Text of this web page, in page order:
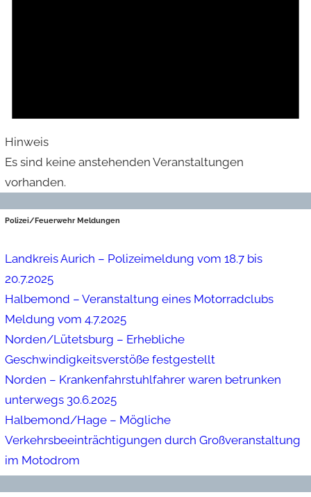
Hinweis
Es sind keine anstehenden Veranstaltungen
vorhanden.
Polizei/Feuerwehr Meldungen
Landkreis Aurich – Polizeimeldung vom 18.7 bis
20.7.2025
Halbemond – Veranstaltung eines Motorradclubs
Meldung vom 4.7.2025
Norden/Lütetsburg – Erhebliche
Geschwindigkeitsverstöße festgestellt
Norden – Krankenfahrstuhlfahrer waren betrunken
unterwegs 30.6.2025
Halbemond/Hage – Mögliche
Verkehrsbeeinträchtigungen durch Großveranstaltung
im Motodrom